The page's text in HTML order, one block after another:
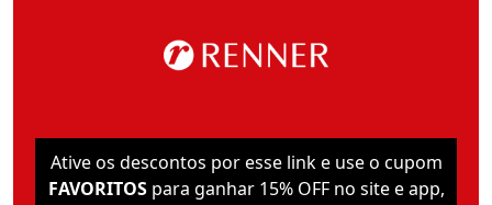
Ative os descontos por esse link e use o cupom
FAVORITOSpara ganhar 15% OFF no site e app,